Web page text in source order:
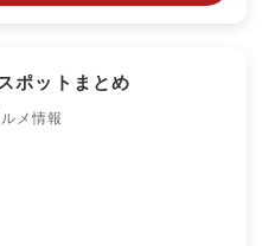
ポットまとめ
メ情報